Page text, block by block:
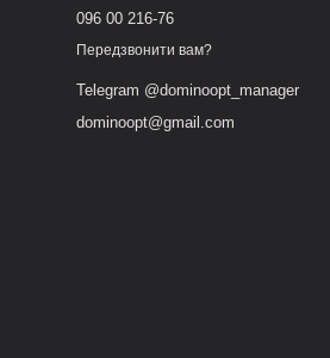
096 00 216-76
Передзвонити вам?
Telegram @dominoopt_manager
dominoopt@gmail.com